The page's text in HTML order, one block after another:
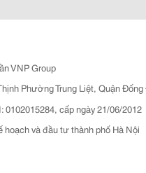
VNP Group
Phường Trung Liệt, Quận
0102015284, cấp ngày 21/06/2012
hoạch và đầu tư thành phố Hà Nội